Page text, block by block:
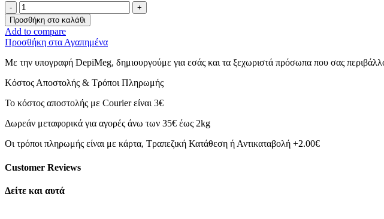
Σταντ
-
Δάσκαλος
Tae
Kwon
Do-
ποσότητα
Προσθήκη στο καλάθι
Add to compare
Προσθήκη στα Αγαπημένα
Με την υπογραφή DepiMeg, δημιουργούμε για εσάς και τα ξεχωριστά πρόσωπα που σας
Κόστος Αποστολής & Τρόποι Πληρωμής
Το κόστος αποστολής με Courier είναι 3€
Δωρεάν μεταφορικά για αγορές άνω των 35€ έως 2kg
Οι τρόποι πληρωμής είναι με κάρτα, Τραπεζική Κατάθεση ή Αντικαταβολή +2.00€
Customer Reviews
Δείτε και αυτά